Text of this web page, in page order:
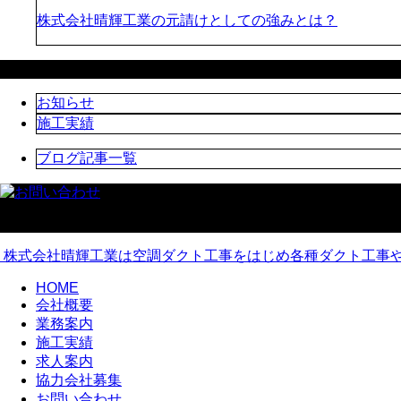
株式会社晴輝工業の元請けとしての強みとは？
お知らせ
施工実績
ブログ記事一覧
株式会社晴輝工業は空調ダクト工事をはじめ各種ダクト工事
HOME
会社概要
業務案内
施工実績
求人案内
協力会社募集